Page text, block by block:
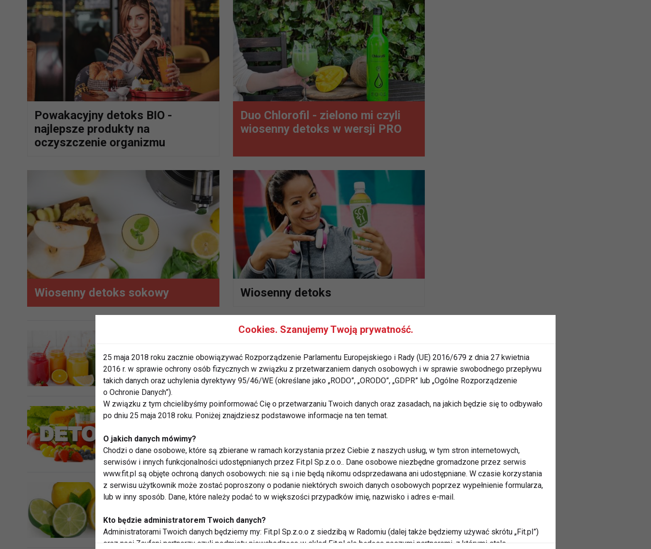
Powakacyjny detoks BIO -
najlepsze produkty na
oczyszczenie organizmu
Duo Chlorofil - zielono mi czyli
wiosenny detoks w wersji PRO
Wiosenny detoks sokowy Wiosenny detoks
Detoks sokowy – skuteczna oczyszczenia organizmu
czy kosztowna moda?
Wiosenny detoks na zdrowie
2-tygodniowa dieta detoksykująca pozwala oczyścić
organizm
Cookies. Szanujemy Twoją prywatność.
25 maja 2018 roku zacznie obowiązywać Rozporządzenie Parlamentu Europejskiego i Rady (UE) 2016/679 z dnia 27 kwietnia
2016 r. w sprawie ochrony osób fizycznych w związku z przetwarzaniem danych osobowych i w sprawie swobodnego przepływu
takich danych oraz uchylenia dyrektywy 95/46/WE (określane jako „RODO”, „ORODO”, „GDPR” lub „Ogólne Rozporządzenie
o Ochronie Danych”).
W związku z tym chcielibyśmy poinformować Cię o przetwarzaniu Twoich danych oraz zasadach, na jakich będzie się to odbywało
po dniu 25 maja 2018 roku. Poniżej znajdziesz podstawowe informacje na ten temat.
O jakich danych mówimy?
Chodzi o dane osobowe, które są zbierane w ramach korzystania przez Ciebie z naszych usług, w tym stron internetowych,
serwisów i innych funkcjonalności udostępnianych przez Fit.pl Sp.z.o.o.. Dane osobowe niezbędne gromadzone przez serwis
www.fit.pl są objęte ochroną danych osobowych: nie są i nie będą nikomu odsprzedawana ani udostępniane. W czasie korzystania
z serwisu użytkownik może zostać poproszony o podanie niektórych swoich danych osobowych poprzez wypełnienie formularza,
lub w inny sposób. Dane, które należy podać to w większości przypadków imię, nazwisko i adres e-mail.
Kto będzie administratorem Twoich danych?
Administratorami Twoich danych będziemy my: Fit.pl Sp.z.o.o z siedzibą w Radomiu (dalej także będziemy używać skrótu „Fit.pl”)
oraz nasi Zaufani partnerzy czyli podmioty niewchodzące w skład Fit.pl ale będące naszymi partnerami, z którymi stale